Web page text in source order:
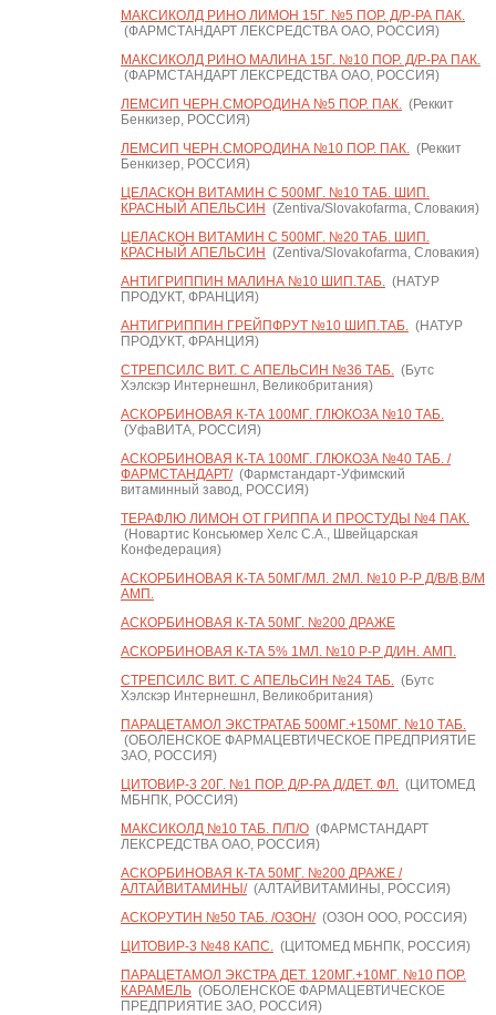
МАКСИКОЛД РИНО ЛИМОН 15Г. №5 ПОР. Д/Р-РА ПАК.
(ФАРМСТАНДАРТ ЛЕКСРЕДСТВА ОАО, РОССИЯ)
МАКСИКОЛД РИНО МАЛИНА 15Г. №10 ПОР. Д/Р-РА ПАК.
(ФАРМСТАНДАРТ ЛЕКСРЕДСТВА ОАО, РОССИЯ)
ЛЕМСИП ЧЕРН.СМОРОДИНА №5 ПОР. ПАК.(Реккит
Бенкизер, РОССИЯ)
ЛЕМСИП ЧЕРН.СМОРОДИНА №10 ПОР. ПАК.(Реккит
Бенкизер, РОССИЯ)
ЦЕЛАСКОН ВИТАМИН С 500МГ. №10 ТАБ. ШИП.
КРАСНЫЙ АПЕЛЬСИН (Zentiva/Slovakofarma, Словакия)
ЦЕЛАСКОН ВИТАМИН С 500МГ. №20 ТАБ. ШИП.
КРАСНЫЙ АПЕЛЬСИН (Zentiva/Slovakofarma, Словакия)
АНТИГРИППИН МАЛИНА №10 ШИП.ТАБ.(НАТУР
ПРОДУКТ, ФРАНЦИЯ)
АНТИГРИППИН ГРЕЙПФРУТ №10 ШИП.ТАБ.(НАТУР
ПРОДУКТ, ФРАНЦИЯ)
СТРЕПСИЛС ВИТ. С АПЕЛЬСИН №36 ТАБ.(Бутс
Хэлскэр Интернешнл, Великобритания)
АСКОРБИНОВАЯ К-ТА 100МГ. ГЛЮКОЗА №10 ТАБ.
(УфаВИТА, РОССИЯ)
АСКОРБИНОВАЯ К-ТА 100МГ. ГЛЮКОЗА №40 ТАБ. /
ФАРМСТАНДАРТ/(Фармстандарт-Уфимский
витаминный завод, РОССИЯ)
ТЕРАФЛЮ ЛИМОН ОТ ГРИППА И ПРОСТУДЫ №4 ПАК.
(Новартис Консьюмер Хелс С.А., Швейцарская
Конфедерация)
АСКОРБИНОВАЯ К-ТА 50МГ/МЛ. 2МЛ. №10 Р-Р Д/В/В,В/М
АМП.
АСКОРБИНОВАЯ К-ТА 50МГ. №200 ДРАЖЕ
АСКОРБИНОВАЯ К-ТА 5% 1МЛ. №10 Р-Р Д/ИН. АМП.
СТРЕПСИЛС ВИТ. С АПЕЛЬСИН №24 ТАБ.(Бутс
Хэлскэр Интернешнл, Великобритания)
ПАРАЦЕТАМОЛ ЭКСТРАТАБ 500МГ.+150МГ. №10 ТАБ.
(ОБОЛЕНСКОЕ ФАРМАЦЕВТИЧЕСКОЕ ПРЕДПРИЯТИЕ
ЗАО, РОССИЯ)
ЦИТОВИР-3 20Г. №1 ПОР. Д/Р-РА Д/ДЕТ. ФЛ.(ЦИТОМЕД
МБНПК, РОССИЯ)
МАКСИКОЛД №10 ТАБ. П/П/О(ФАРМСТАНДАРТ
ЛЕКСРЕДСТВА ОАО, РОССИЯ)
АСКОРБИНОВАЯ К-ТА 50МГ. №200 ДРАЖЕ /
АЛТАЙВИТАМИНЫ/(АЛТАЙВИТАМИНЫ, РОССИЯ)
АСКОРУТИН №50 ТАБ. /ОЗОН/(ОЗОН ООО, РОССИЯ)
ЦИТОВИР-3 №48 КАПС.(ЦИТОМЕД МБНПК, РОССИЯ)
ПАРАЦЕТАМОЛ ЭКСТРА ДЕТ. 120МГ.+10МГ. №10 ПОР.
КАРАМЕЛЬ(ОБОЛЕНСКОЕ ФАРМАЦЕВТИЧЕСКОЕ
ПРЕДПРИЯТИЕ ЗАО, РОССИЯ)